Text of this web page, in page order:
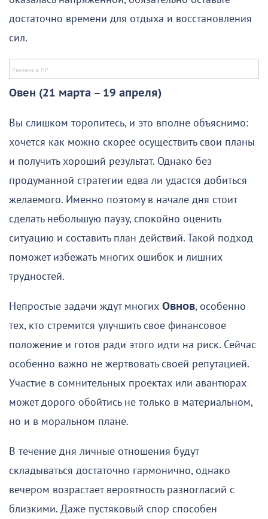
достаточно времени для отдыха и восстановления
сил.
Овен (21 марта – 19 апреля)
Вы слишком торопитесь, и это вполне объяснимо:
хочется как можно скорее осуществить свои планы
и получить хороший результат. Однако без
продуманной стратегии едва ли удастся добиться
желаемого. Именно поэтому в начале дня стоит
сделать небольшую паузу, спокойно оценить
ситуацию и составить план действий. Такой подход
поможет избежать многих ошибок и лишних
трудностей.
Непростые задачи ждут многих Овнов, особенно
тех, кто стремится улучшить свое финансовое
положение и готов ради этого идти на риск. Сейчас
особенно важно не жертвовать своей репутацией.
Участие в сомнительных проектах или авантюрах
может дорого обойтись не только в материальном,
но и в моральном плане.
В течение дня личные отношения будут
складываться достаточно гармонично, однако
вечером возрастает вероятность разногласий с
близкими. Даже пустяковый спор способен